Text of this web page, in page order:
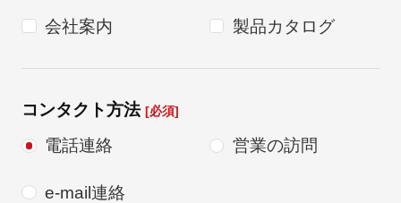
会社案内
製品カタログ
コンタクト方法 [必須]
電話連絡 営業の訪問
e-mail連絡